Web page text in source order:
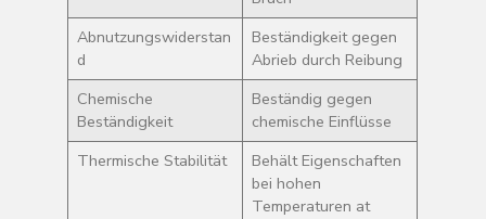
Abnutzungswiderstan
d
Beständigkeit gegen
Abrieb durch Reibung
Chemische
Beständigkeit
Beständig gegen
chemische Einflüsse
Thermische Stabilität
Behält Eigenschaften
bei hohen
Temperaturen at